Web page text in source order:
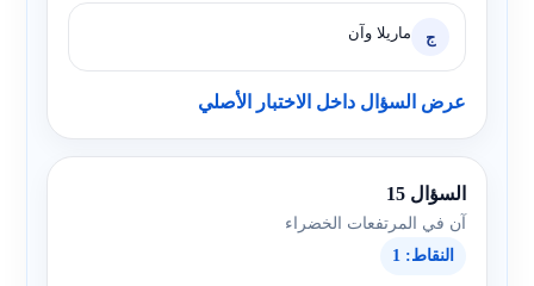
ج ماريلا وآن
عرض السؤال داخل الاختبار الأصلي
السؤال 15
آن في المرتفعات الخضراء
النقاط: 1